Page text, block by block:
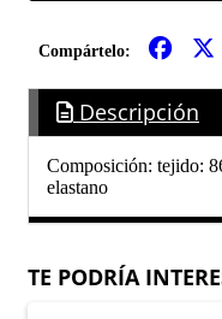
Compártelo:
Descripción
Composición: tejido:
elastano
TE PODRÍA